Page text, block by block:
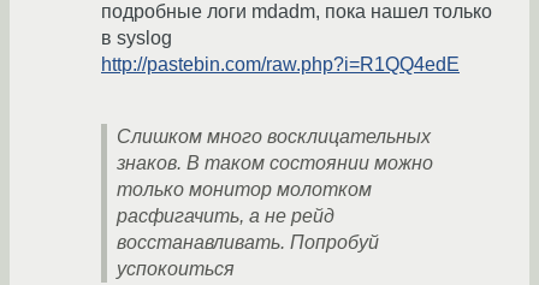
подробные логи mdadm, пока нашел только
в syslog
http://pastebin.com/raw.php?i=R1QQ4edE
Слишком много восклицательных
знаков. В таком состоянии можно
только монитор молотком
расфигачить, а не рейд
восстанавливать. Попробуй
успокоиться